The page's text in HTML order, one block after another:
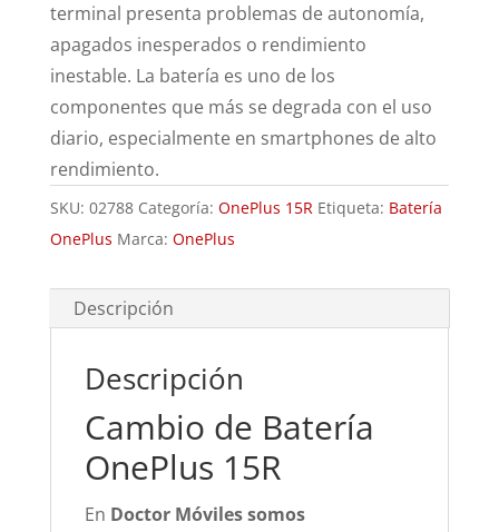
terminal presenta problemas de autonomía,
apagados inesperados o rendimiento
inestable. La batería es uno de los
componentes que más se degrada con el uso
diario, especialmente en smartphones de alto
rendimiento.
SKU: 02788 Categoría: OnePlus 15R Etiqueta: Batería
OnePlus Marca: OnePlus
Descripción
Descripción
Cambio de Batería
OnePlus 15R
En Doctor Móviles somos